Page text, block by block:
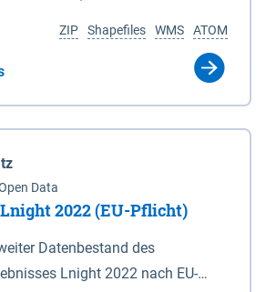
1 : 100 000 (Anlage 2), 2.
Karte 1 : 5 000 (AK5) im
im Europäischen
1989 (ETRS 89) mit
Mercator-Abbildung
32 N (UTM 32N) dargestellt
gilt für die geografischen
ATOM
WMS
Shapefiles
ZIP
Data
2022 (EU-Pflicht)
Datenbestand des
Lnight 2022 nach EU-